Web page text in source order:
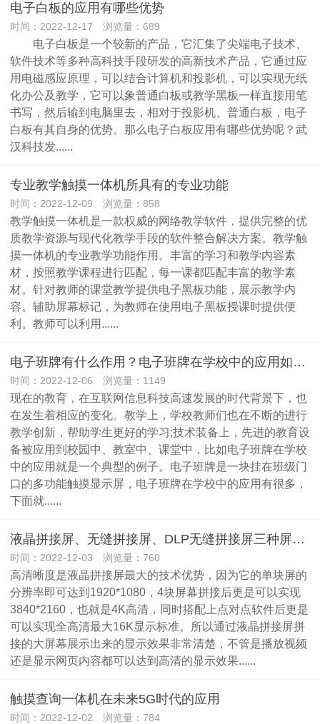
电子白板的应用有哪些优势
时间：2022-12-17 浏览量：689
电子白板是一个较新的产品，它汇集了尖端电子技术、
软件技术等多种高科技手段研发的高新技术产品，它通过应
用电磁感应原理，可以结合计算机和投影机，可以实现无纸
化办公及教学，它可以象普通白板或教学黑板一样直接用笔
书写，然后输到电脑里去，相对于投影机、普通白板，电子
白板有其自身的优势。那么电子白板应用有哪些优势呢？武
汉科技发......
专业教学触摸一体机所具有的专业功能
时间：2022-12-09 浏览量：858
教学触摸一体机是一款权威的网络教学软件，提供完整的优
质教学资源与现代化教学手段的软件整合解决方案。教学触
摸一体机的专业教学功能作用。丰富的学习和教学内容素
材，按照教学课程进行匹配，每一课都匹配丰富的教学素
材。针对教师的课堂教学提供电子黑板功能，展示教学内
容。辅助屏幕标记，为教师在使用电子黑板授课时提供便
利。教师可以利用......
电子班牌有什么作用？电子班牌在学校中的应用如何？
时间：2022-12-06 浏览量：1149
现在的教育，在互联网信息科技高速发展的时代背景下，也
在发生着相应的变化。教学上，学校教师们也在不断的进行
教学创新，帮助学生更好的学习;技术装备上，先进的教育设
备被应用到校园中、教室中、课堂中，比如电子班牌在学校
中的应用就是一个典型的例子。电子班牌是一块挂在班级门
口的多功能触摸显示屏，电子班牌在学校中的应用有很多，
下面就......
液晶拼接屏、无缝拼接屏、DLP无缝拼接屏三种屏的分辨率
时间：2022-12-03 浏览量：760
高清晰度是液晶拼接屏最大的技术优势，因为它的单块屏的
分辨率即可达到1920*1080，4块屏幕拼接后更是可以实现
3840*2160，也就是4K高清，同时搭配上点对点软件后更是
可以实现全高清最大16K显示标准。所以通过液晶拼接屏拼
接的大屏幕展示出来的显示效果非常清楚，不管是播放视频
还是显示网页内容都可以达到高清的显示效果......
触摸查询一体机在未来5G时代的应用
时间：2022-12-02 浏览量：784